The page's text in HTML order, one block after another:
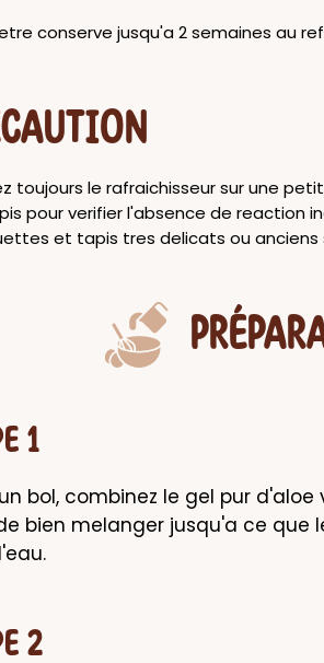
conserve jusqu'a 2 semaines au
toujours le rafraichisseur sur une
pour verifier l'absence de reaction
et tapis tres delicats ou anciens
1
bol, combinez le gel pur
bien melanger jusqu'a ce que
2